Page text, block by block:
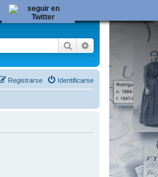
Buscar Búsqueda
Identificarse
Registrarse